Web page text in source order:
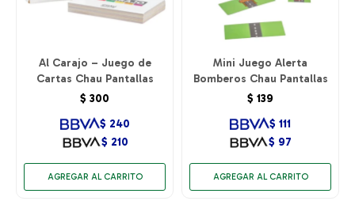
Al Carajo – Juego de
Cartas Chau Pantallas
$ 300
$ 210
$ 240
Mini Juego Alerta
Bomberos Chau Pantallas
$ 139
$ 97
$ 111